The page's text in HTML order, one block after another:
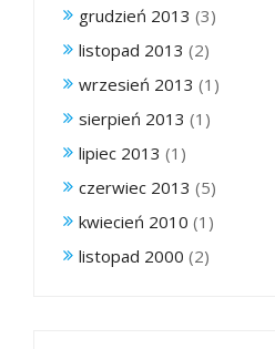
grudzień 2013 (3)
listopad 2013 (2)
wrzesień 2013 (1)
sierpień 2013 (1)
lipiec 2013 (1)
czerwiec 2013 (5)
kwiecień 2010 (1)
listopad 2000 (2)